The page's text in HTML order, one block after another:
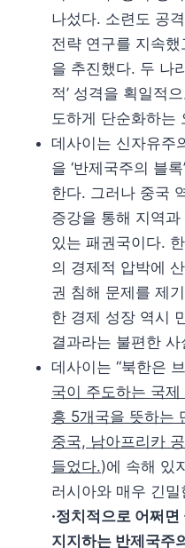
나섰다. 소련도 공
전략 연구를 지속
을 추진했다. 두 나
적’ 성격을 획일적
도하게 단순화하는
데사이는 신자유주
을 ‘반제국주의 블
한다. 그러나 중국
증강을 통해 지역
있는 패권국이다.
의 경제적 압박에
권 침해 문제를 제
한 경제 성장 역시
결과라는 불편한
데사이는 “북한은
국이 주도하는 국제
흥 5개국을 뜻하는
중국, 남아프리카
들었다.)에 속해 있
러시아와 매우 긴밀
·정치적으로 어쩌
지지하는 반제국주